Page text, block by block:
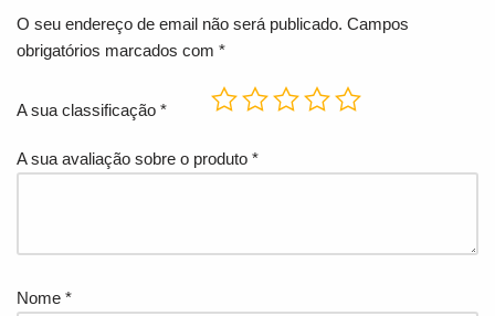
O seu endereço de email não será publicado. Campos
obrigatórios marcados com *
A sua classificação *
A sua avaliação sobre o produto *
Nome *